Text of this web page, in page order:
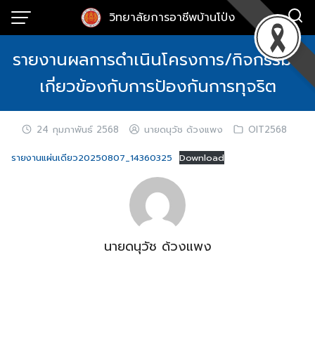
Skip
วิทยาลัยการอาชีพบ้านโป่ง
รายงานผลการดำเนินโครงการ/กิจกรรมที่
เกี่ยวข้องกับการป้องกันการทุจริต
24 กุมภาพันธ์ 2568 นายดนุวัช ด้วงแพง OIT2568
รายงานแผ่นเดียว20250807_14360325 Download
นายดนุวัช ด้วงแพง